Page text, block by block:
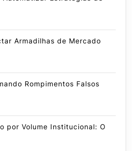
Armadilhas de Mercado
Rompimentos Falsos
por Volume Institucional: O